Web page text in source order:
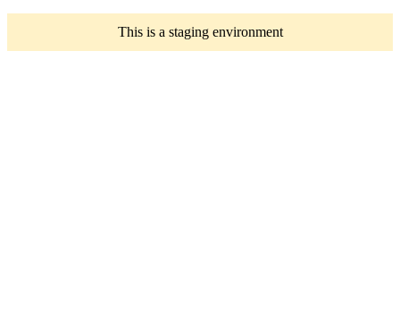
This is a staging environment